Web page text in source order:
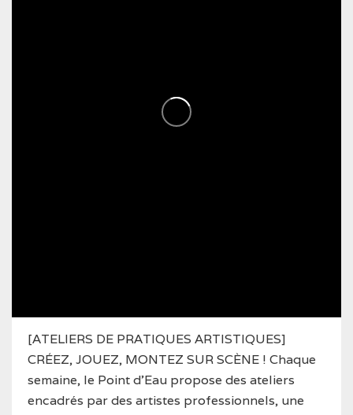
[ATELIERS DE PRATIQUES ARTISTIQUES]
CRÉEZ, JOUEZ, MONTEZ SUR SCÈNE ! Chaque
semaine, le Point d’Eau propose des ateliers
encadrés par des artistes professionnels, une